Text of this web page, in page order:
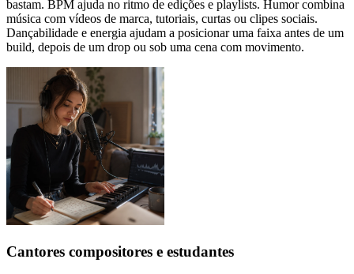
bastam. BPM ajuda no ritmo de edições e playlists. Humor combina
música com vídeos de marca, tutoriais, curtas ou clipes sociais.
Dançabilidade e energia ajudam a posicionar uma faixa antes de um
build, depois de um drop ou sob uma cena com movimento.
Cantores compositores e estudantes